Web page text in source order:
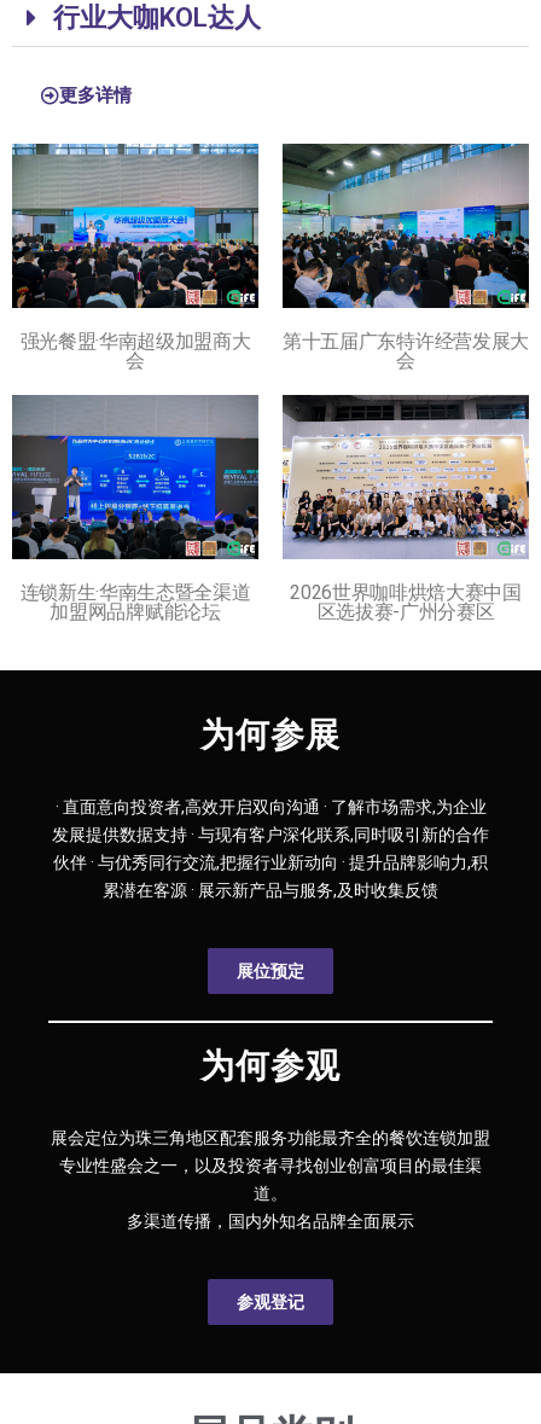
行业大咖KOL达人
更多详情
强光餐盟·华南超级加盟商大
会
连锁新生·华南生态暨全渠道
加盟网品牌赋能论坛
第十五届广东特许经营发展大
会
2026世界咖啡烘焙大赛中国
区选拔赛-广州分赛区
为何参展
· 直面意向投资者,高效开启双向沟通 · 了解市场需求,为企业
发展提供数据支持 · 与现有客户深化联系,同时吸引新的合作
伙伴 · 与优秀同行交流,把握行业新动向 · 提升品牌影响力,积
累潜在客源 · 展示新产品与服务,及时收集反馈
展位预定
为何参观
展会定位为珠三角地区配套服务功能最齐全的餐饮连锁加盟
专业性盛会之一，以及投资者寻找创业创富项目的最佳渠
道。
多渠道传播，国内外知名品牌全面展示
参观登记